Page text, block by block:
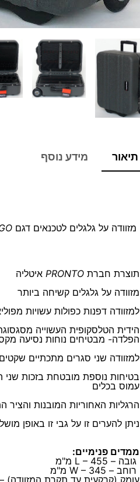
תיאור מידע נוסף
מזוודה על גלגלים לטכנאים דגם
תוצרת חברת PRONTO איטליה
מזוודה על גלגלים קשיחה ביותר
למזוודה דפנות כפולות עשויות
הידית הטלסקופית העשוייה
הפלדה- מבטיחים נוחות נסיעה
למזוודה שני סגרים מתכתיים
בטיחות נוספת מובטחת בזכות
עמוס בכלים
הרגליות האחוריות המובנות
ניתן להערים זו על גבי זו באופן
ממדים פנימיים:
גובה – L – 455 מ"מ
רוחב – W – 345 מ"מ